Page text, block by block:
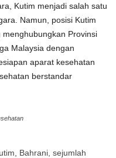
Kutim menjadi salah satu
Namun, posisi Kutim
Provinsi
Malaysia dengan
aparat kesehatan
berstandar
Bahrani, sejumlah